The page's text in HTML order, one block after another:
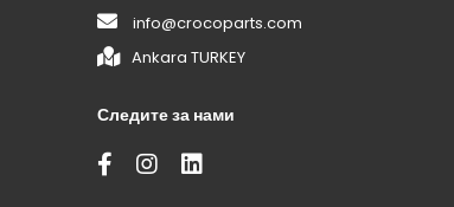
info@crocoparts.com
Ankara TURKEY
Следите за нами